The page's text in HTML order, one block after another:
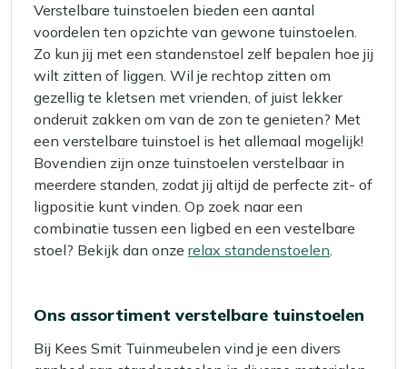
Verstelbare tuinstoelen bieden een aantal
voordelen ten opzichte van gewone tuinstoelen.
Zo kun jij met een standenstoel zelf bepalen hoe jij
wilt zitten of liggen. Wil je rechtop zitten om
gezellig te kletsen met vrienden, of juist lekker
onderuit zakken om van de zon te genieten? Met
een verstelbare tuinstoel is het allemaal mogelijk!
Bovendien zijn onze tuinstoelen verstelbaar in
meerdere standen, zodat jij altijd de perfecte zit- of
ligpositie kunt vinden. Op zoek naar een
combinatie tussen een ligbed en een vestelbare
stoel? Bekijk dan onze relax standenstoelen.
Ons assortiment verstelbare tuinstoelen
Bij Kees Smit Tuinmeubelen vind je een divers